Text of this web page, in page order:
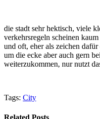
die stadt sehr hektisch, viele
verkehrsregeln scheinen
und oft, eher als zeichen
um die ecke aber auch gern
weiterzukommen, nur nutzt
Tags: City
Related Posts